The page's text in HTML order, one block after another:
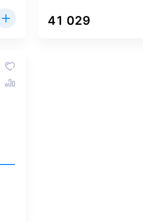
41 029